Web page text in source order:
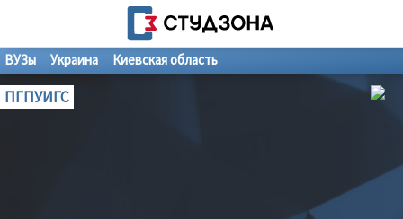
ВУЗы Украина Киевская область
ПГПУИГС